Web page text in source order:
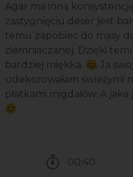
Agar ma inną
zastygnięciu deser jest
temu zapobiec do masy
ziemniaczanej. Dzięki
bardziej miękka. 😊 Ja
udekorowałam świeżymi
płatkami migdałów. A
😊
00:40